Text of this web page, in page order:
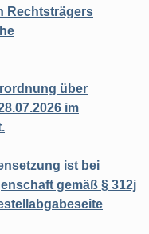
Rechtsträgers
über
im
ist bei
gemäß § 312j